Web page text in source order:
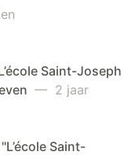
Saint-Joseph
— 2 jaar
Saint-